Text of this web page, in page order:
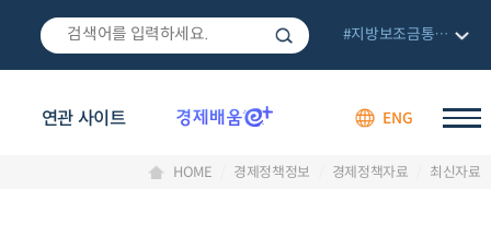
연관 사이트 ENG
#지방보조금통합관리망
HOME 경제정책정보 경제정책자료 최신자료